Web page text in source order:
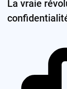
La vraie